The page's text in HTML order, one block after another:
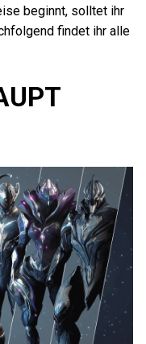
beginnt, solltet ihr
findet ihr alle